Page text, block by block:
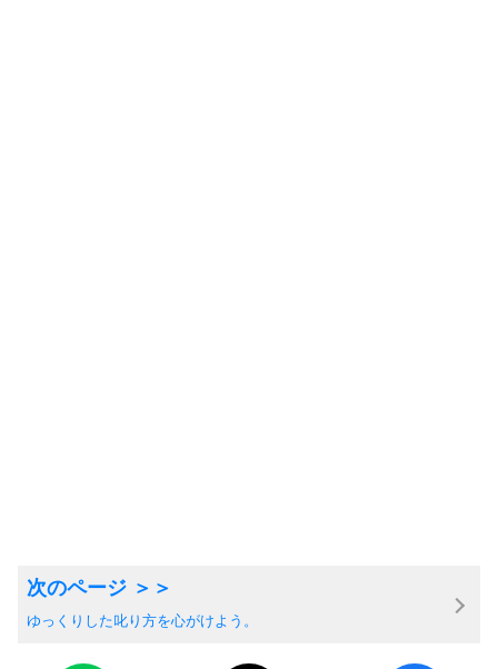
ゆっくりした叱り方を心がけよう。